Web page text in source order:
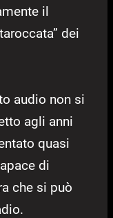
il
dei
audio non si
agli anni
quasi
di
che si può